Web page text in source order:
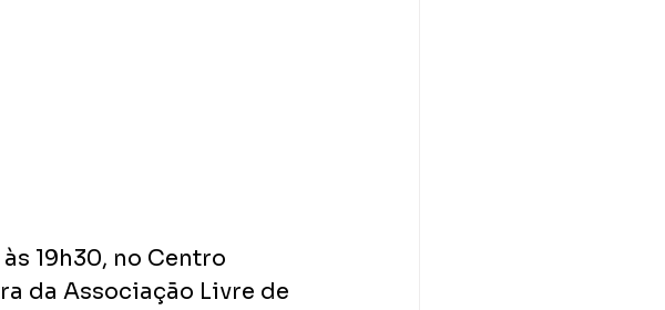
19h30, no Centro
da Associação Livre de